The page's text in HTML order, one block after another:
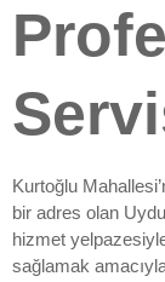
Kurtoğlu
bir adres olan
hizmet
sağlamak